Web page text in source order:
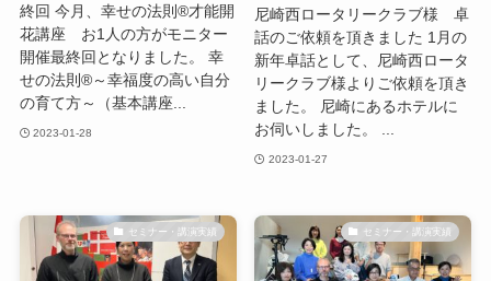
終回 今月、幸せの法則®才能開
花講座 お1人の方がモニター
開催最終回となりました。 幸
せの法則®～幸福度の高い自分
の育て方～（基本講座...
2023-01-28
尼崎西ロータリークラブ様 卓
話のご依頼を頂きました 1月の
新年卓話として、尼崎西ロータ
リークラブ様よりご依頼を頂き
ました。 尼崎にあるホテルに
お伺いしました。 ...
2023-01-27
セミナー・講演実績 セミナー・講演実績